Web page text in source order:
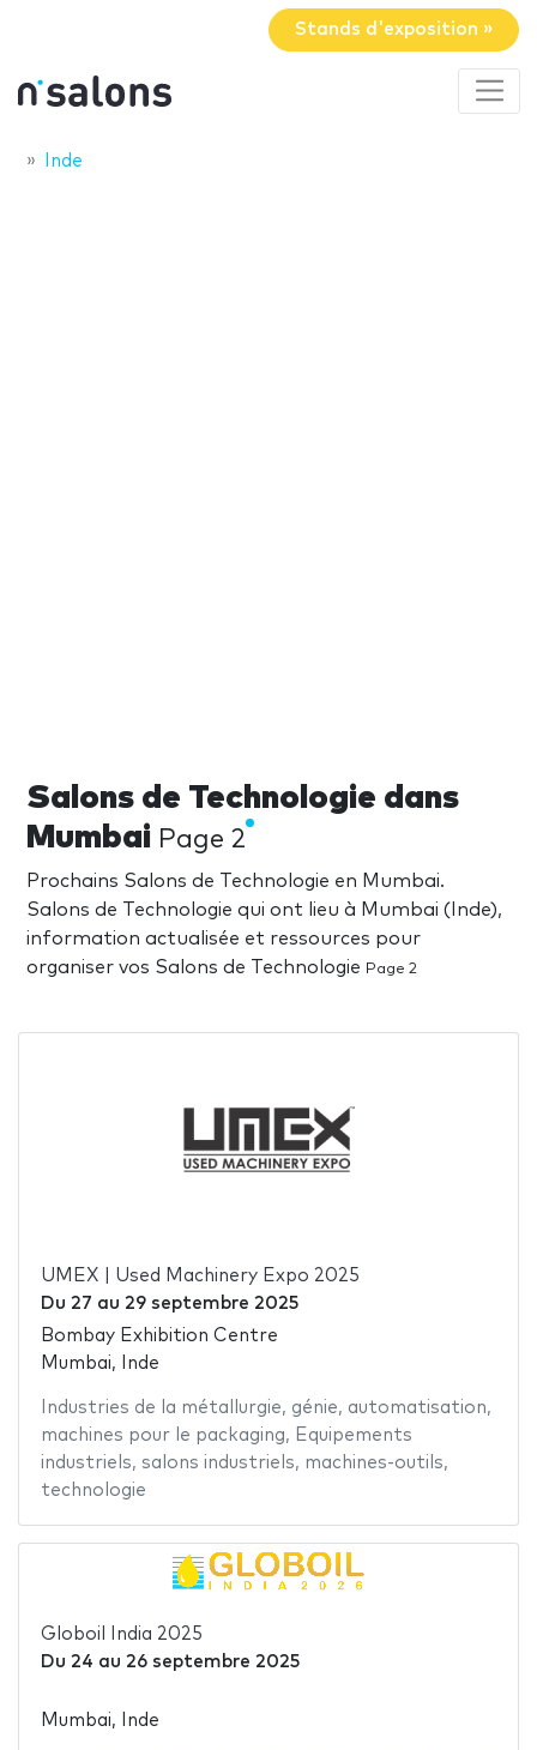
Stands d'exposition »
Inde
Salons de Technologie dans
Mumbai Page 2
Prochains Salons de Technologie en Mumbai.
Salons de Technologie qui ont lieu à Mumbai (Inde),
information actualisée et ressources pour
organiser vos Salons de Technologie Page 2
UMEX | Used Machinery Expo 2025
Du 27 au 29 septembre 2025
Bombay Exhibition Centre
Mumbai, Inde
Industries de la métallurgie, génie, automatisation,
machines pour le packaging, Equipements
industriels, salons industriels, machines-outils,
technologie
Globoil India 2025
Du 24 au 26 septembre 2025
Mumbai, Inde